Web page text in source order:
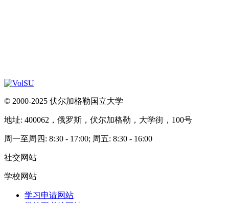
© 2000-2025 伏尔加格勒国立大学
地址: 400062，俄罗斯，伏尔加格勒，大学街，100号
周一至周四: 8:30 - 17:00; 周五: 8:30 - 16:00
社交网站
学校网站
学习申请网站